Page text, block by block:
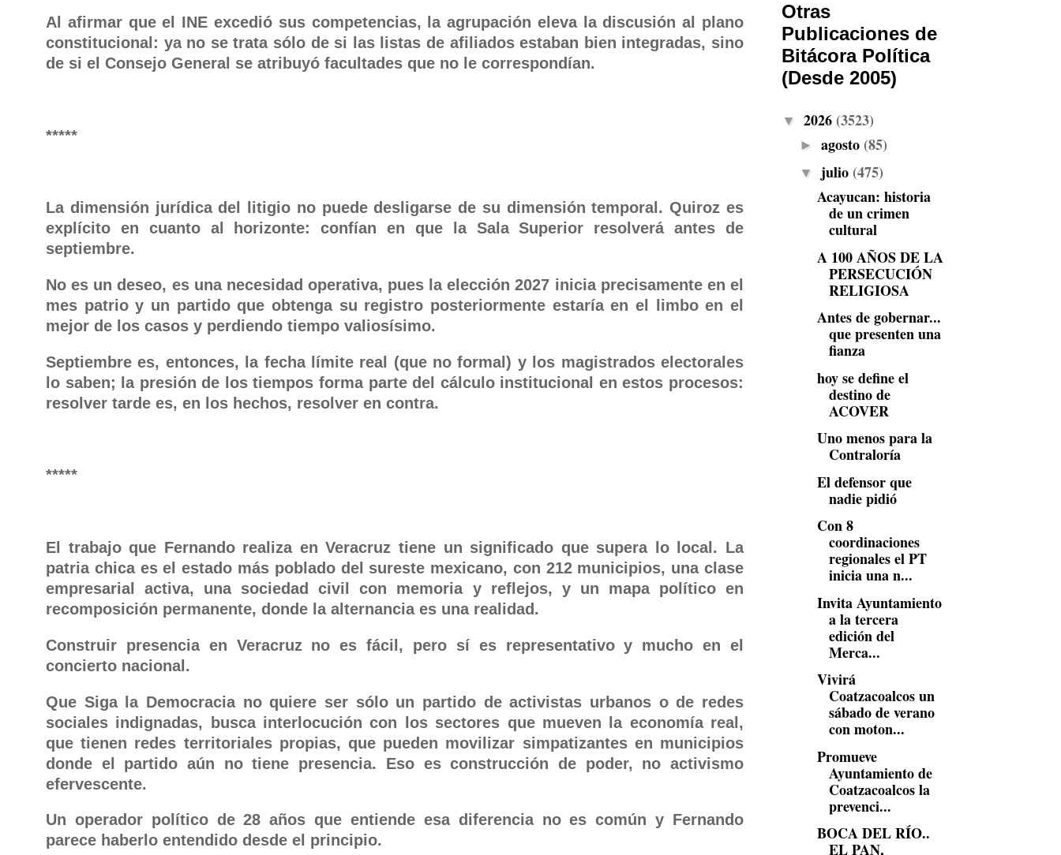
Al afirmar que el INE excedió sus competencias, la agrupación eleva la discusión al plano
constitucional: ya no se trata sólo de si las listas de afiliados estaban bien integradas, sino
de si el Consejo General se atribuyó facultades que no le correspondían.
*****
La dimensión jurídica del litigio no puede desligarse de su dimensión temporal. Quiroz es
explícito en cuanto al horizonte: confían en que la Sala Superior resolverá antes de
septiembre.
No es un deseo, es una necesidad operativa, pues la elección 2027 inicia precisamente en el
mes patrio y un partido que obtenga su registro posteriormente estaría en el limbo en el
mejor de los casos y perdiendo tiempo valiosísimo.
Septiembre es, entonces, la fecha límite real (que no formal) y los magistrados electorales
lo saben; la presión de los tiempos forma parte del cálculo institucional en estos procesos:
resolver tarde es, en los hechos, resolver en contra.
*****
El trabajo que Fernando realiza en Veracruz tiene un significado que supera lo local. La
patria chica es el estado más poblado del sureste mexicano, con 212 municipios, una clase
empresarial activa, una sociedad civil con memoria y reflejos, y un mapa político en
recomposición permanente, donde la alternancia es una realidad.
Construir presencia en Veracruz no es fácil, pero sí es representativo y mucho en el
concierto nacional.
Que Siga la Democracia no quiere ser sólo un partido de activistas urbanos o de redes
sociales indignadas, busca interlocución con los sectores que mueven la economía real,
que tienen redes territoriales propias, que pueden movilizar simpatizantes en municipios
donde el partido aún no tiene presencia. Eso es construcción de poder, no activismo
efervescente.
Un operador político de 28 años que entiende esa diferencia no es común y Fernando
parece haberlo entendido desde el principio.
Otras
Publicaciones de
Bitácora Política
(Desde 2005)
▼ 2026 (3523)
► agosto (85)
▼ julio (475)
Acayucan: historia
de un crimen
cultural
A 100 AÑOS DE LA
PERSECUCIÓN
RELIGIOSA
Antes de gobernar...
que presenten una
fianza
hoy se define el
destino de
ACOVER
Uno menos para la
Contraloría
El defensor que
nadie pidió
Con 8
coordinaciones
regionales el PT
inicia una n...
Invita Ayuntamiento
a la tercera
edición del
Merca...
Vivirá
Coatzacoalcos un
sábado de verano
con moton...
Promueve
Ayuntamiento de
Coatzacoalcos la
prevenci...
BOCA DEL RÍO..
EL PAN,